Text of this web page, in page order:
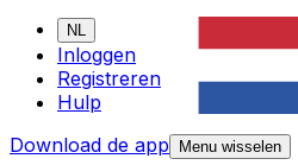
NL
Inloggen
Registreren
Hulp
Download de app
Menu wisselen